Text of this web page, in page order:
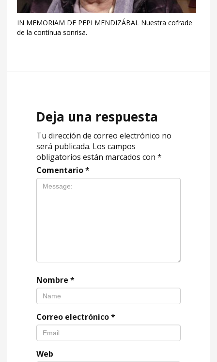
IN MEMORIAM DE PEPI MENDIZÁBAL Nuestra cofrade
de la contínua sonrisa.
Deja una respuesta
Tu dirección de correo electrónico no
será publicada. Los campos
obligatorios están marcados con *
Comentario*
Nombre *
Correo electrónico*
Web